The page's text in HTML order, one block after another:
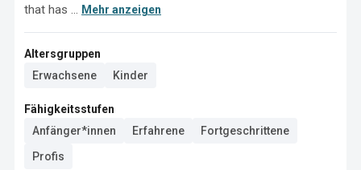
that has ... Mehr anzeigen
Altersgruppen
Erwachsene
Kinder
Fähigkeitsstufen
Anfänger*innen
Erfahrene
Fortgeschrittene
Profis